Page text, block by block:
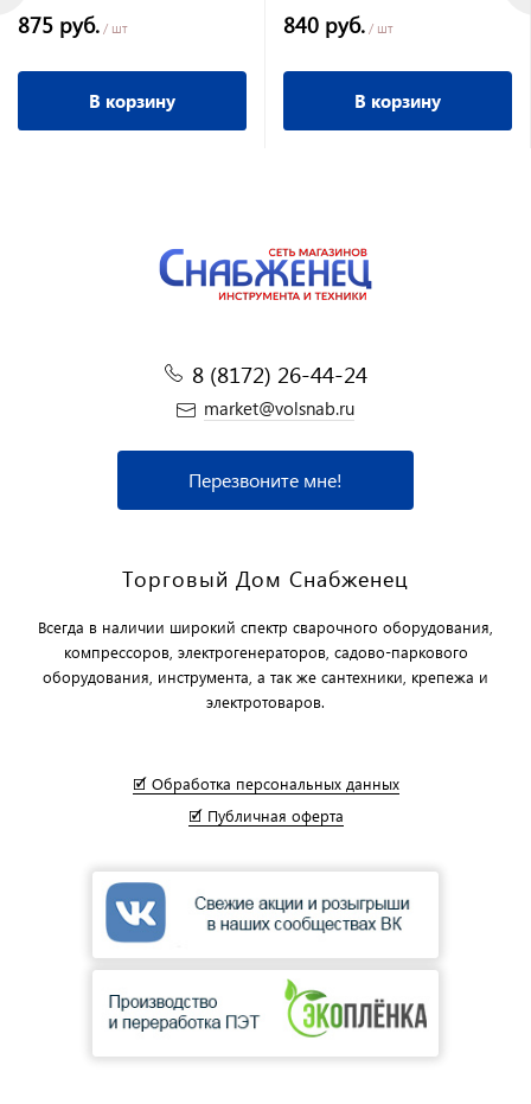
875 руб. / шт
В корзину
840 руб. / шт
В корзину
8 (8172) 26-44-24
market@volsnab.ru
Перезвоните мне!
Торговый Дом Снабженец
Всегда в наличии широкий спектр сварочного оборудования,
компрессоров, электрогенераторов, садово-паркового
оборудования, инструмента, а так же сантехники, крепежа и
электротоваров.
🗹 Обработка персональных данных
🗹 Публичная оферта